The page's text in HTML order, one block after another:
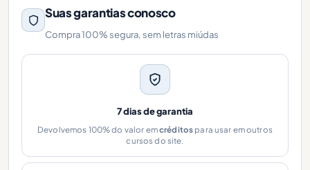
Suas garantias conosco
Compra 100% segura, sem letras miúdas
7 dias de garantia
Devolvemos 100% do valor emcréditos para usar em outros
cursos do site.